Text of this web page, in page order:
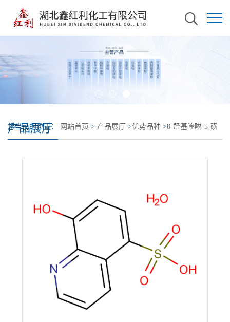
产品展厅
您当前的位置： 网站首页 > 产品展厅 >优势品种 >8-羟基喹啉-5-磺